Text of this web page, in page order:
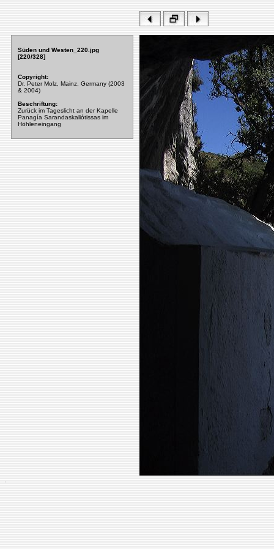
Süden und Westen_220.jpg
[220/328]
Copyright:
Dr. Peter Molz, Mainz, Germany (2003
& 2004)
Beschriftung:
Zurück im Tageslicht an der Kapelle
Panagía Sarandaskaliótissas im
Höhleneingang